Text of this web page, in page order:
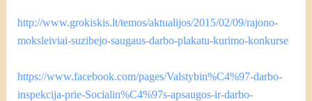
http://www.grokiskis.lt/temos/aktualijos/2015/02/09/rajono-
moksleiviai-suzibejo-saugaus-darbo-plakatu-kurimo-konkurse
https://www.facebook.com/pages/Valstybin%C4%97-darbo-
inspekcija-prie-Socialin%C4%97s-apsaugos-ir-darbo-